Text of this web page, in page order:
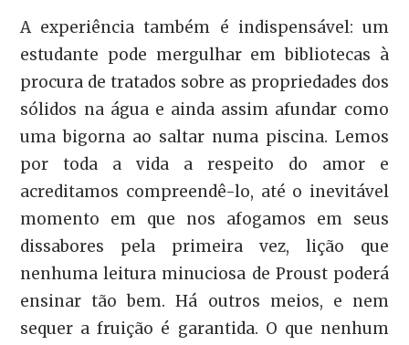
A experiência também é indispensável: um
estudante pode mergulhar em bibliotecas à
procura de tratados sobre as propriedades dos
sólidos na água e ainda assim afundar como
uma bigorna ao saltar numa piscina. Lemos
por toda a vida a respeito do amor e
acreditamos compreendê-lo, até o inevitável
momento em que nos afogamos em seus
dissabores pela primeira vez, lição que
nenhuma leitura minuciosa de Proust poderá
ensinar tão bem. Há outros meios, e nem
sequer a fruição é garantida. O que nenhum